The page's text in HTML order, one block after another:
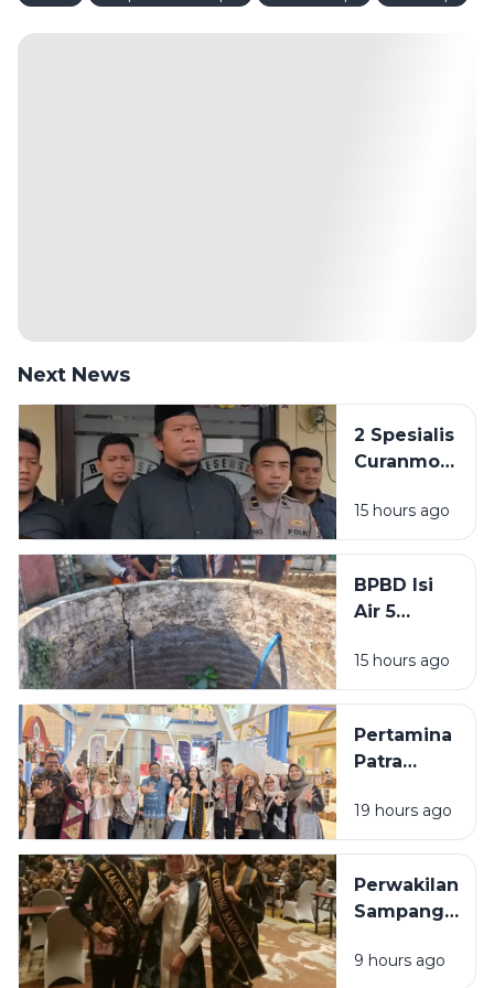
Next News
2 Spesialis
Curanmor
Bangkalan
Diringkus
Beraksi di
11 TKP
15 hours ago
BPBD Isi
Air 5
Warga
Sumenep
Kering
15 hours ago
Pertamina
Patra
Bawa 5
UMKM
Tampil di
Surabaya
2026
19 hours ago
Perwakilan
Sampang
Masuk 10
9 hours ago